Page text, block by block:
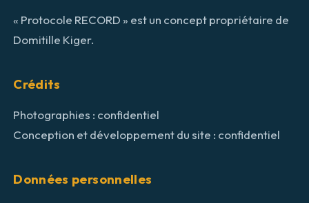
« Protocole RECORD » est un concept propriétaire de
Domitille Kiger.
Crédits
Photographies : confidentiel
Conception et développement du site : confidentiel
Données personnelles